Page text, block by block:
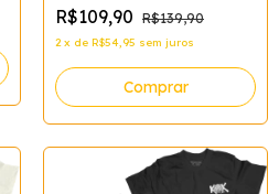
R$109,90 R$139,90
2 x de R$54,95 sem juros
Comprar